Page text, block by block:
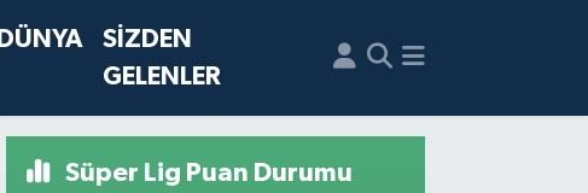
DÜNYA
SİZDEN
GELENLER
Süper Lig Puan Durumu